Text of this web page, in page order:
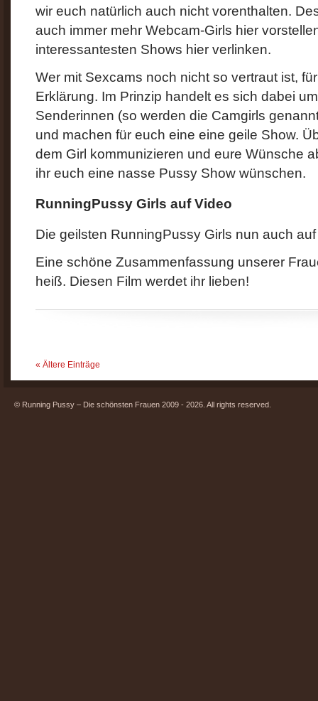
wir euch natürlich auch nicht vorenthalten.
auch immer mehr Webcam-Girls hier
interessantesten Shows hier verlinken.
Wer mit Sexcams noch nicht so vertraut ist,
Erklärung. Im Prinzip handelt es sich dabei
Senderinnen (so werden die Camgirls
und machen für euch eine eine geile Show.
dem Girl kommunizieren und eure Wünsche
ihr euch eine nasse Pussy Show wünschen.
RunningPussy Girls auf Video
Die geilsten RunningPussy Girls nun auch
Eine schöne Zusammenfassung unserer
heiß. Diesen Film werdet ihr lieben!
« Ältere Einträge
© Running Pussy – Die schönsten Frauen 2009 - 2026. All rights reserved.